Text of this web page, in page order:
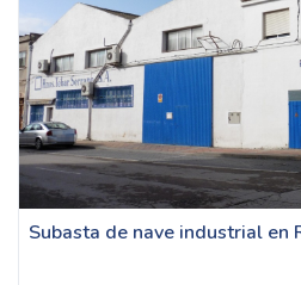
Subasta de nave industrial en